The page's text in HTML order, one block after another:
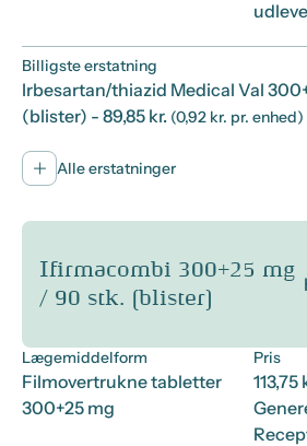
Billigste erstatning
Irbesartan/thiazid Medical Val
(blister) - 89,85 kr. (0,92 kr. pr. enhed)
Alle erstatninger
Ifirmacombi 300+25 mg
/ 90 stk. (blister)
Lægemiddelform
Filmovertrukne tabletter
300+25 mg
Pris
113,75